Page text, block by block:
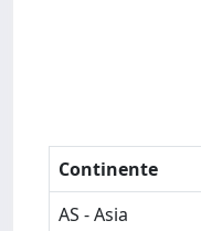
Continente
AS - Asia